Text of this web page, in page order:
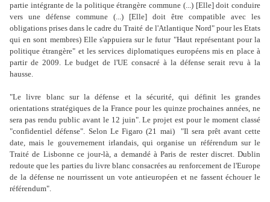
partie intégrante de la politique étrangère commune (...) [Elle] doit conduire
vers une défense commune (...) [Elle] doit être compatible avec les
obligations prises dans le cadre du Traité de l'Atlantique Nord" pour les Etats
qui en sont membres) Elle s'appuiera sur le futur "Haut représentant pour la
politique étrangère" et les services diplomatiques européens mis en place à
partir de 2009. Le budget de l'UE consacré à la défense serait revu à la
hausse.
"Le livre blanc sur la défense et la sécurité, qui définit les grandes
orientations stratégiques de la France pour les quinze prochaines années, ne
sera pas rendu public avant le 12 juin". Le projet est pour le moment classé
"confidentiel défense". Selon Le Figaro (21 mai) "Il sera prêt avant cette
date, mais le gouvernement irlandais, qui organise un référendum sur le
Traité de Lisbonne ce jour-là, a demandé à Paris de rester discret. Dublin
redoute que les parties du livre blanc consacrées au renforcement de l'Europe
de la défense ne nourrissent un vote antieuropéen et ne fassent échouer le
référendum".